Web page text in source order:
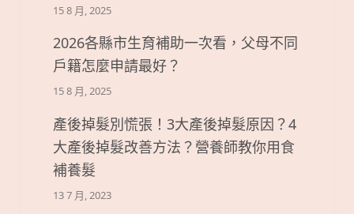
15 8 月, 2025
2026各縣市生育補助一次看，父母不同
戶籍怎麼申請最好？
15 8 月, 2025
產後掉髮別慌張！3大產後掉髮原因？4
大產後掉髮改善方法？營養師教你用食
補養髮
13 7 月, 2023